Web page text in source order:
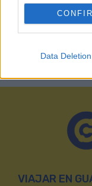
Data Deletion
ambas y
comerciales.
renovación
oficinas
VIAJAR EN